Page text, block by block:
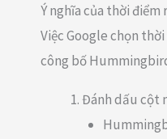
Ý nghĩa của thời điểm
Việc Google chọn
công bố
Đánh dấu cột